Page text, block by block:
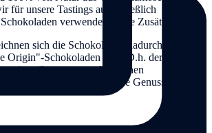
für unsere Tastings ausschließlich
verwenden, ohne Zusätze.
sich die Schokoladen dadurch aus, dass
Origin"-Schokoladen sind. D.h. der Kakao
jeweils aus unterschiedlichen
erwartet also eine köstliche Genussreise um